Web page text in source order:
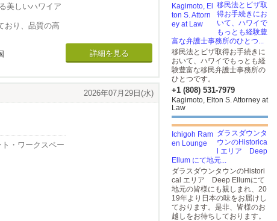
美しいハワイア
おり、品質の高
入できませ
詳細を見る
2026年07月29日(水)
・ワークスペー
移民法とビザ取
得お手続きにお
いて、ハワイで
もっとも経験豊
富な弁護士事務所のひとつ...
移民法とビザ取得お手続きに
おいて、ハワイでもっとも経
験豊富な移民弁護士事務所の
ひとつです。
+1 (808) 531-7979
Kagimoto, Elton S. Attorney at
Law
ダラスダウンタ
ウンのHistorica
l エリア Deep
Ellum にて地元...
ダラスダウンタウンのHistori
cal エリア Deep Ellumにて
地元の皆様にも親しまれ、20
19年より日本の味をお届けし
ております。是非、皆様のお
越しをお待ちしております。